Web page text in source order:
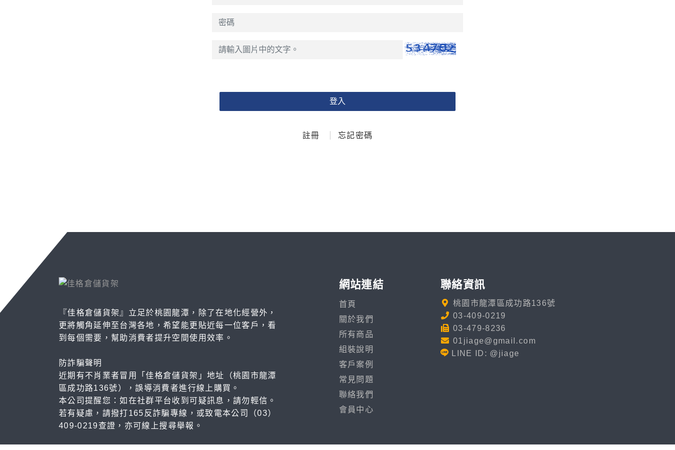
登入
註冊 忘記密碼
『佳格倉儲貨架』立足於桃園龍潭，除了在地化經營外，
更將觸角延伸至台灣各地，希望能更貼近每一位客戶，看
到每個需要，幫助消費者提升空間使用效率。
防詐騙聲明
近期有不肖業者冒用「佳格倉儲貨架」地址（桃園市龍潭
區成功路136號），誤導消費者進行線上購買。
本公司提醒您：如在社群平台收到可疑訊息，請勿輕信。
若有疑慮，請撥打165反詐騙專線，或致電本公司（03）
409-0219查證，亦可線上搜尋舉報。
網站連結
首頁
關於我們
所有商品
組裝說明
客戶案例
常見問題
聯絡我們
會員中心
聯絡資訊
桃園市龍潭區成功路136號
03-409-0219
03-479-8236
01jiage@gmail.com
LINE ID: @jiage